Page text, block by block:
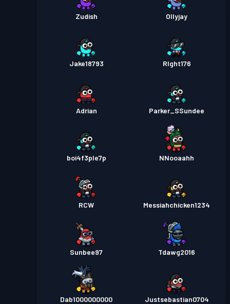
Zudish Ollyjay
Jake18793 RIght176
Adrian Parker_SSundee
boi4f3ple7p NNooaahh
RCW Messiahchicken1234
Sunbee97 Tdawg2016
Dab1000000000 Justsebastian0704